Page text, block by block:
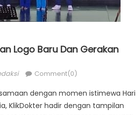
Logo Baru Dan Gerakan
Comment(0)
dengan momen istimewa Hari
KlikDokter hadir dengan tampilan